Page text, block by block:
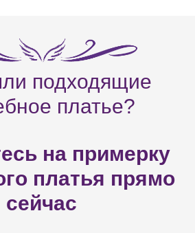
подходящие
платье?
на примерку
платья прямо
сейчас